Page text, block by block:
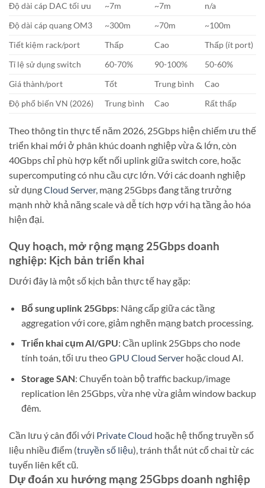
Độ dài cáp DAC tối ưu
~7m ~7m
n/a
Độ dài cáp quang OM3
~300m ~70m
~100m
Tiết kiệm rack/port
Thấp Cao
Thấp (ít port)
Tỉ lệ sử dụng switch
60-70% 90-100%
50-60%
Giá thành/port
Tốt Trung bình
Cao
Độ phổ biến VN (2026)
Trung bình Cao Rất thấp
Theo thông tin thực tế năm 2026, 25Gbps hiện chiếm ưu thế
triển khai mới ở phân khúc doanh nghiệp vừa & lớn, còn
40Gbps chỉ phù hợp kết nối uplink giữa switch core, hoặc
supercomputing có nhu cầu cực lớn. Với các doanh nghiệp
sử dụngCloud Server, mạng 25Gbps đang tăng trưởng
mạnh nhờ khả năng scale và dễ tích hợp với hạ tầng ảo hóa
hiện đại.
Quy hoạch, mở rộng mạng 25Gbps doanh
nghiệp: Kịch bản triển khai
Dưới đây là một số kịch bản thực tế hay gặp:
Bổ sung uplink 25Gbps: Nâng cấp giữa các tầng
aggregation với core, giảm nghẽn mạng batch processing.
Triển khai cụm AI/GPU: Cần uplink 25Gbps cho node
tính toán, tối ưu theoGPU Cloud Serverhoặc cloud AI.
Storage SAN: Chuyển toàn bộ traffic backup/image
replication lên 25Gbps, vừa nhẹ vừa giảm window backup
đêm.
Cần lưu ý cân đối với Private Cloud hoặc hệ thống truyền số
liệu nhiều điểm (truyền số liệu), tránh thắt nút cổ chai từ các
tuyến liên kết cũ.
Dự đoán xu hướng mạng 25Gbps doanh nghiệp